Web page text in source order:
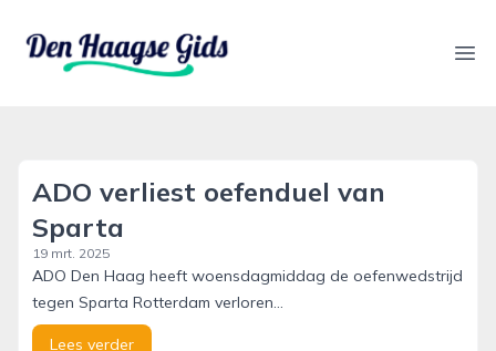
denhaagsegids.nl
ADO verliest oefenduel van
Sparta
19 mrt. 2025
ADO Den Haag heeft woensdagmiddag de oefenwedstrijd
tegen Sparta Rotterdam verloren...
Lees verder